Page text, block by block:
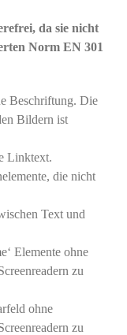
da sie nicht
Norm EN 301
Beschriftung. Die
Bildern ist
Linktext.
die nicht
Text und
Elemente ohne
zu
ohne
zu